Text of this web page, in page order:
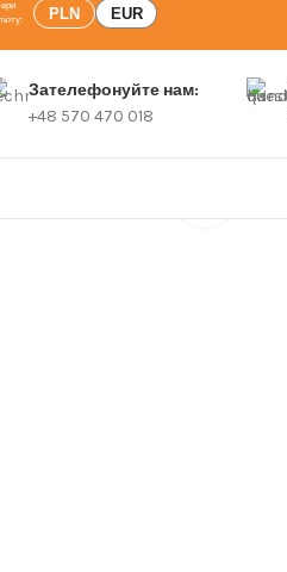
PLN EUR
Зателефонуйте нам:
+48 570 470 018